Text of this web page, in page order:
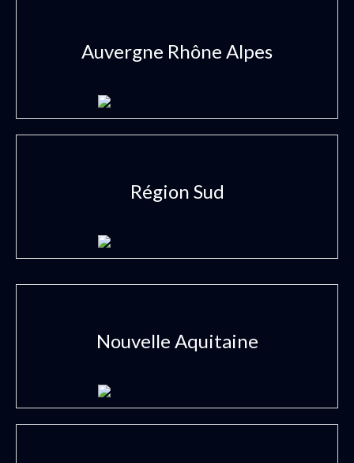
Auvergne Rhône Alpes
Région Sud
Nouvelle Aquitaine